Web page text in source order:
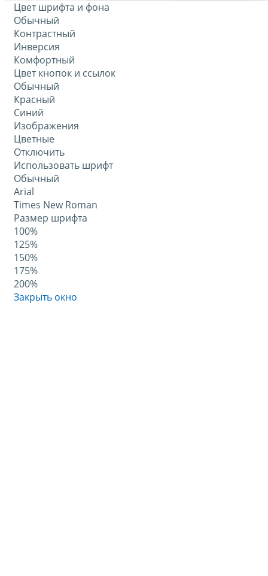
Цвет шрифта и фона
Обычный
Контрастный
Инверсия
Комфортный
Цвет кнопок и ссылок
Обычный
Красный
Синий
Изображения
Цветные
Отключить
Использовать шрифт
Обычный
Arial
Times New Roman
Размер шрифта
100%
125%
150%
175%
200%
Закрыть окно